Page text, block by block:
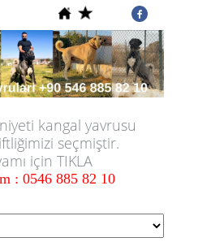
kangal yavrusu
seçmiştir.
için TIKLA
: 0546 885 82 10